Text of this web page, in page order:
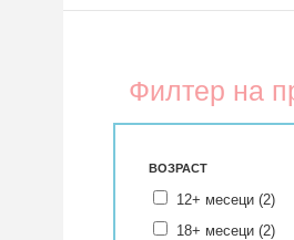
Филтер на
ВОЗРАСТ
12+ месеци (2)
18+ месеци (2)